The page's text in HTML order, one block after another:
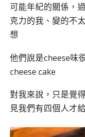
可能年紀的關係，
克力的我、變的不
想
他們說是cheese味
cheese cake
對我來說，只是覺
見我們有四個人才